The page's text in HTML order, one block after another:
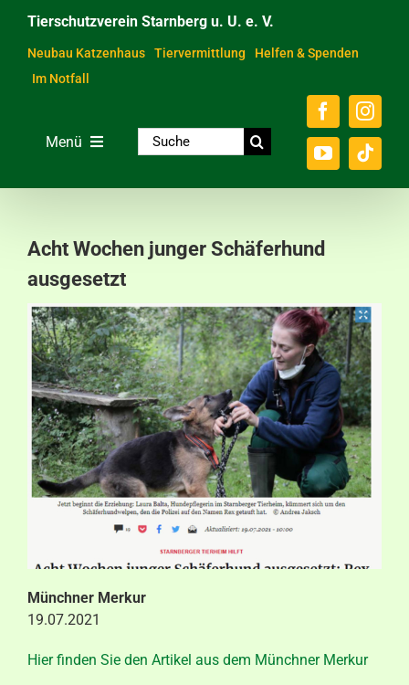
Inhalt
springen
Tierschutzverein Starnberg u. U. e. V.
Neubau Katzenhaus Tiervermittlung
Helfen & Spenden
Im Notfall
Menü
Über das Tierheim
Helfen & Spenden
Der Verein
Ratgeber & Service
Aktuelles
Kontakt
Suche
nach:
Acht Wochen junger Schäferhund
ausgesetzt
Münchner Merkur
19.07.2021
Hier finden Sie den Artikel aus dem Münchner Merkur